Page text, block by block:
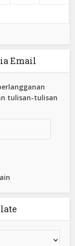
Email
tulisan-tulisan